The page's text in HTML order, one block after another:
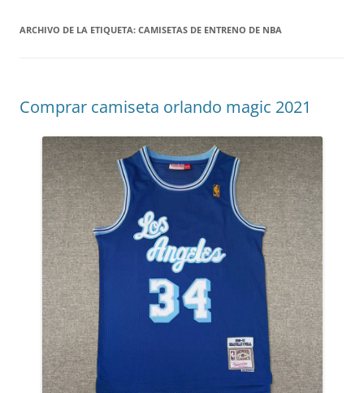
ARCHIVO DE LA ETIQUETA: CAMISETAS DE ENTRENO DE NBA
Comprar camiseta orlando magic 2021